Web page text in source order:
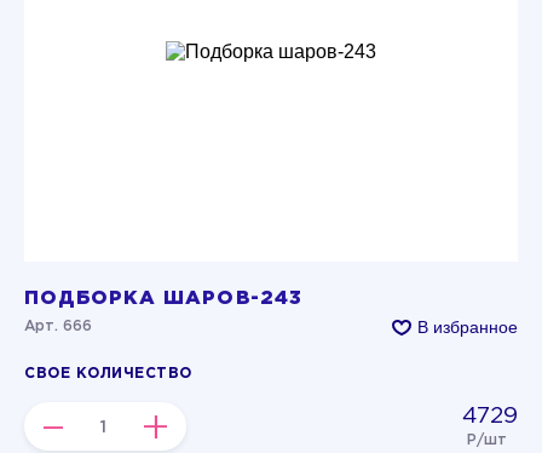
ПОДБОРКА ШАРОВ-243
Арт. 666 В избранное
СВОЕ КОЛИЧЕСТВО
– + 4729
Р/шт